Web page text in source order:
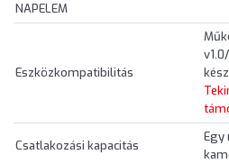
NAPELEM
Eszközkompatibilitás
Csatlakozási kapacitás
Egy